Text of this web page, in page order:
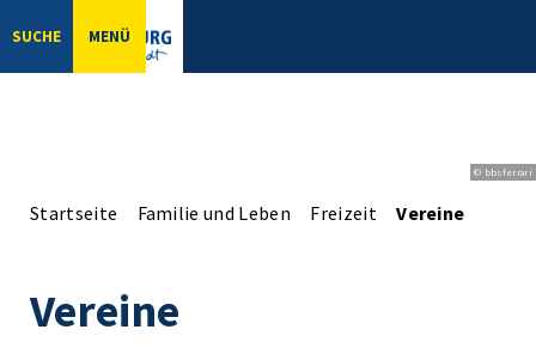
SUCHE MENÜ
© bbsferrari
Startseite Familie und Leben Freizeit Vereine
Vereine